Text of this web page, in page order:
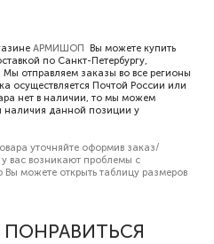
АРМИШОП Вы можете купить
по Санкт-Петербургу,
отправляем заказы во все регионы
осуществляется Почтой России или
нет в наличии, то мы можем
наличия данной позиции у
уточняйте оформив заказ/
вас возникают проблемы с
Вы можете открыть таблицу размеров